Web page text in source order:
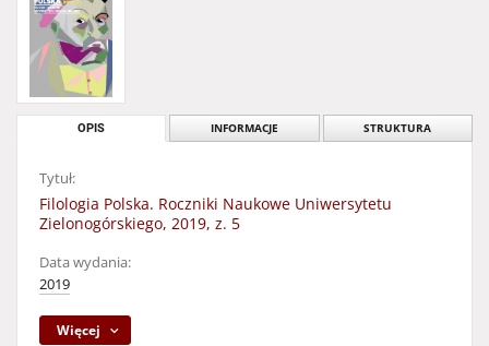
OPIS INFORMACJE STRUKTURA
Tytuł:
Filologia Polska. Roczniki Naukowe Uniwersytetu
Zielonogórskiego, 2019, z. 5
Data wydania:
2019
Więcej